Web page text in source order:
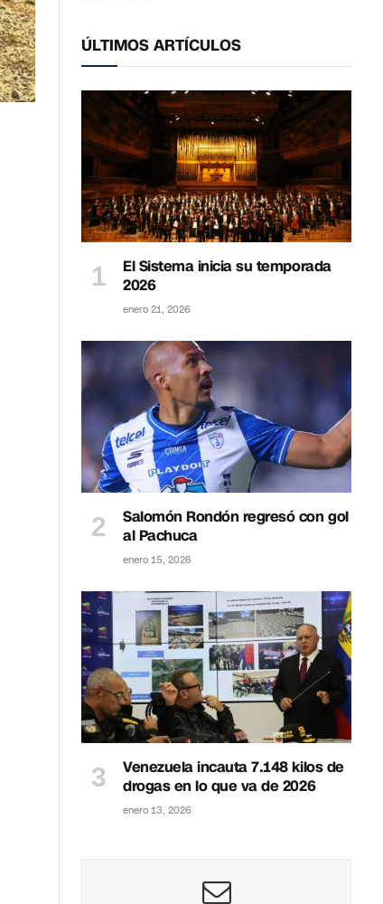
ÚLTIMOS ARTÍCULOS
El Sistema inicia su temporada
2026
enero 21, 2026
Salomón Rondón regresó con gol
al Pachuca
enero 15, 2026
Venezuela incauta 7.148 kilos de
drogas en lo que va de 2026
enero 13, 2026